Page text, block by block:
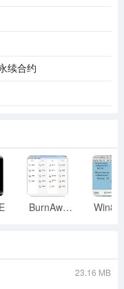
remover汉化
续合约
BurnAware
23.16 MB